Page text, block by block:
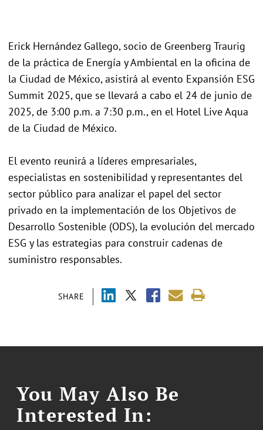
SHARE
Erick Hernández Gallego, socio de Greenberg Traurig
de la práctica de Energía y Ambiental en la oficina de
la Ciudad de México, asistirá al evento Expansión ESG
Summit 2025, que se llevará a cabo el 24 de junio de
2025, de 3:00 p.m. a 7:30 p.m., en el Hotel Live Aqua
de la Ciudad de México.
El evento reunirá a líderes empresariales,
especialistas en sostenibilidad y representantes del
sector público para analizar el papel del sector
privado en la implementación de los Objetivos de
Desarrollo Sostenible (ODS), la evolución del mercado
ESG y las estrategias para construir cadenas de
suministro responsables.
You May Also Be
Interested In: